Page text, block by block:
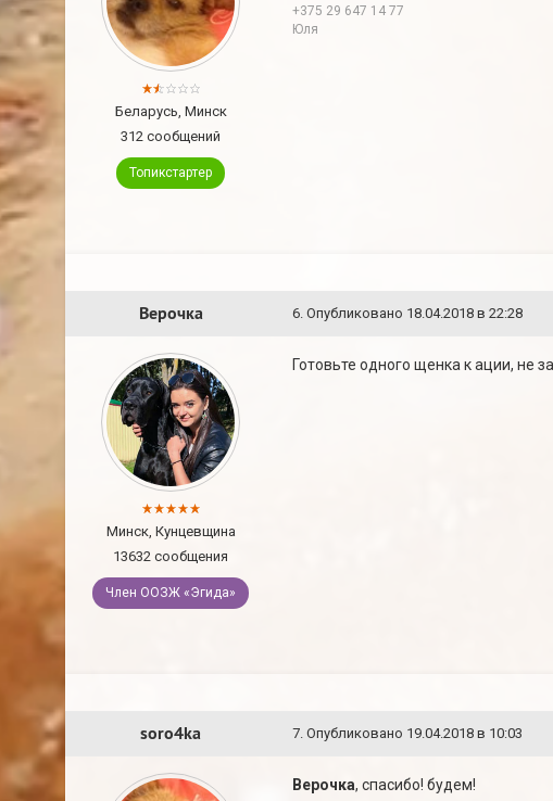
Беларусь, Минск
312 сообщений
Топикстартер
+375 29 647 14 77
Юля
Верочка 6. Опубликовано 18.04.2018 в 22:28
Минск, Кунцевщина
13632 сообщения
Член ООЗЖ «Эгида»
Готовьте одного щенка к ации, не
soro4ka 7. Опубликовано 19.04.2018 в 10:03
Верочка, спасибо! будем!